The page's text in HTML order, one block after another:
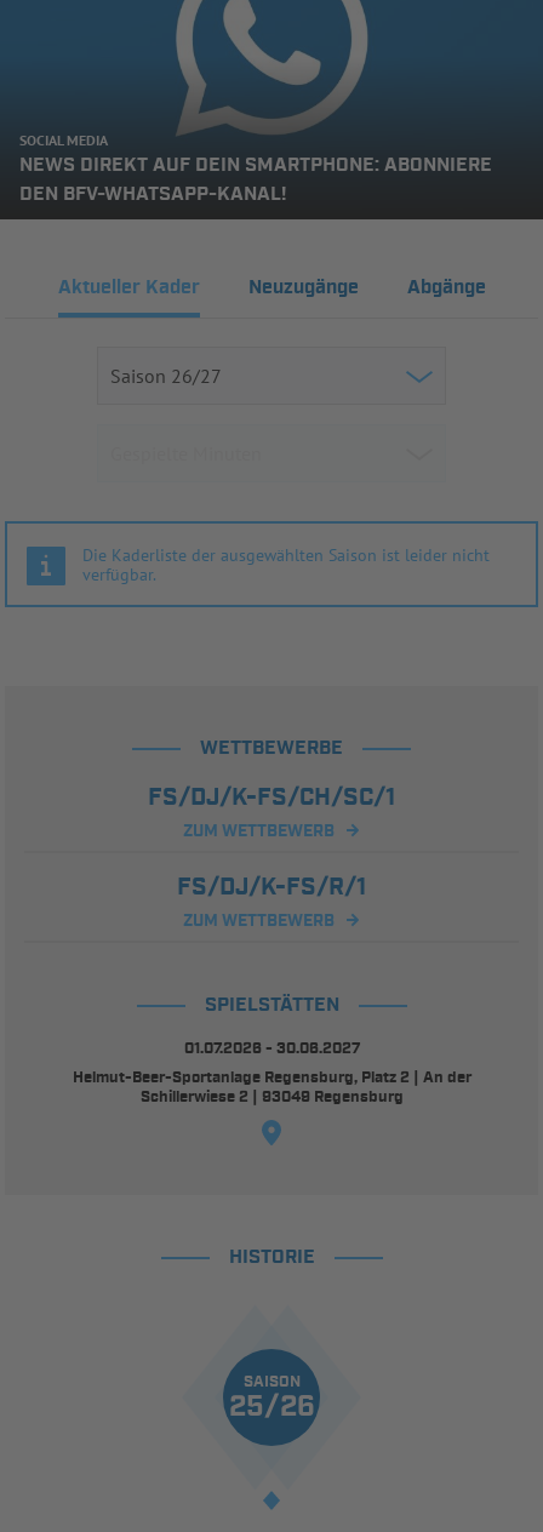
SOCIAL MEDIA
NEWS DIREKT AUF DEIN SMARTPHONE: ABONNIERE
DEN BFV-WHATSAPP-KANAL!
Aktueller Kader Neuzugänge Abgänge
Die Kaderliste der ausgewählten Saison ist leider nicht
verfügbar.
WETTBEWERBE
FS/DJ/K-FS/CH/SC/1
ZUM WETTBEWERB
FS/DJ/K-FS/R/1
ZUM WETTBEWERB
SPIELSTÄTTEN
01.07.2026 - 30.06.2027
Helmut-Beer-Sportanlage Regensburg, Platz 2 | An der
Schillerwiese 2 | 93049 Regensburg
HISTORIE
SAISON
25/26